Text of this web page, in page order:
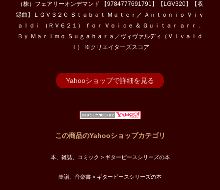
（株）フェアリーオンデマンド 【9784777691791】【LGV320】【収
録曲】ＬＧＶ３２０ Ｓｔａｂａｔ Ｍａｔｅｒ／ Ａｎｔｏｎｉｏ Ｖｉｖ
ａｌｄｉ （ＲＶ６２１） ｆｏｒ Ｖｏｉｃｅ ＆ Ｇｕｉｔａｒ ａｒｒ．
Ｂｙ Ｍａｒｉｍｏ Ｓｕｇａｈａｒａ／ヴィヴァルディ（Ｖｉｖａｌｄ
ｉ） ※クリエイターズスコア
Yahooショップで詳細を見る
この商品のYahooショップカテゴリ
本、雑誌、コミック > ギターピースシリーズの本
楽譜、音楽書 > ギターピースシリーズの本